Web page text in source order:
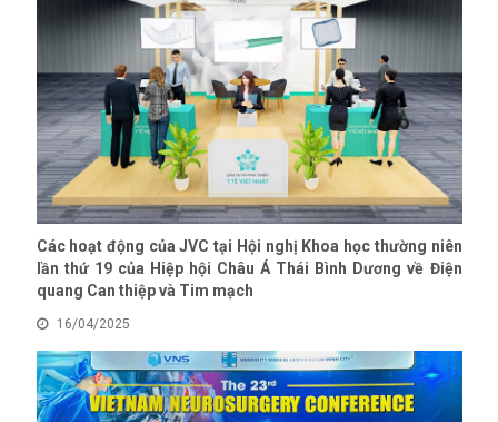
Các hoạt động của JVC tại Hội nghị Khoa học thường niên
lần thứ 19 của Hiệp hội Châu Á Thái Bình Dương về Điện
quang Can thiệp và Tim mạch
16/04/2025